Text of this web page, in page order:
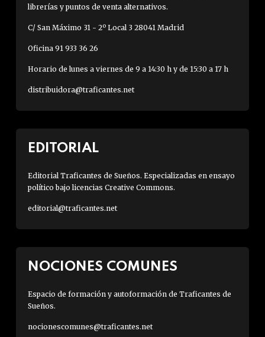
librerías y puntos de venta alternativos.
C/ San Máximo 31 - 2º Local 3 28041 Madrid
Oficina 91 933 36 26
Horario de lunes a viernes de 9 a 14:30 h y de 15:30 a 17 h
distribuidora@traficantes.net
EDITORIAL
Editorial Traficantes de Sueños. Especializadas en ensayo
político bajo licencias Creative Commons.
editorial@traficantes.net
NOCIONES COMUNES
Espacio de formación y autoformación de Traficantes de
Sueños.
nocionescomunes@traficantes.net